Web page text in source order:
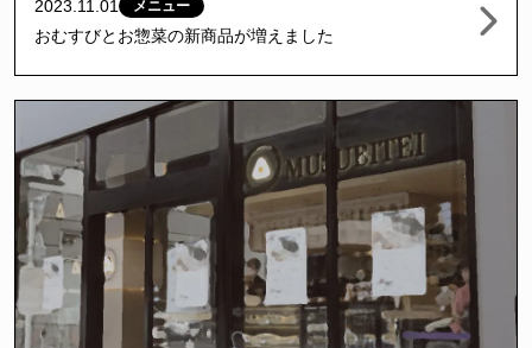
2023.11.01 メニュー
おむすびとお惣菜の新商品が増えました